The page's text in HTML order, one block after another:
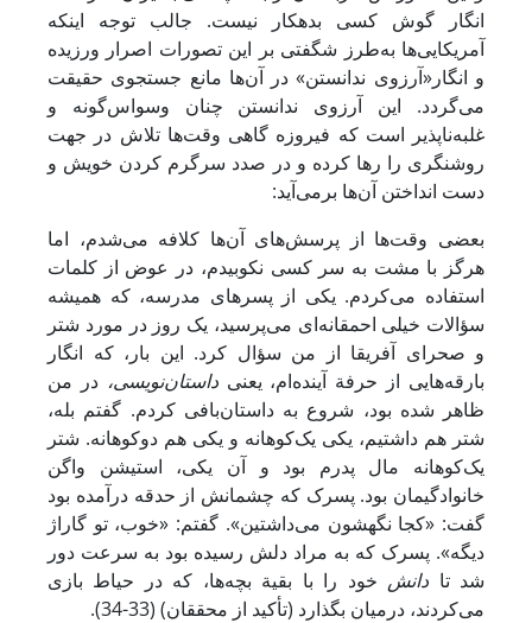
انگار گوش کسی بدهکار نیست. جالب توجه اینکه
آمریکایی‌ها به‌طرز شگفتی بر این تصورات اصرار ورزیده
و انگار«آرزوی ندانستن» در آن‌ها مانع جستجوی حقیقت
می‌گردد. این آرزوی ندانستن چنان وسواس‌گونه و
غلبه‌ناپذیر است که فیروزه گاهی وقت‌ها تلاش در جهت
روشنگری را رها کرده و در صدد سرگرم کردن خویش و
دست انداختن آن‌ها برمی‌آید:
بعضی وقت‌ها از پرسش‌های آن‌ها کلافه می‌شدم، اما
هرگز با مشت به سر کسی نکوبیدم، در عوض از کلمات
استفاده می‌کردم. یکی از پسرهای مدرسه، که همیشه
سؤالات خیلی احمقانه‌ای می‌پرسید، یک روز در مورد شتر
و صحرای آفریقا از من سؤال کرد. این بار، که انگار
بارقه‌هایی از حرفة آینده‌ام، یعنیداستان‌نویسی، در من
ظاهر شده بود، شروع به داستان‌بافی کردم. گفتم بله،
شتر هم داشتیم، یکی یک‌کوهانه و یکی هم دوکوهانه. شتر
یک‌کوهانه مال پدرم بود و آن یکی، استیشن واگن
خانوادگیمان بود. پسرک که چشمانش از حدقه درآمده بود
گفت: «کجا نگهشون می‌داشتین». گفتم: «خوب، تو گاراژ
دیگه». پسرک که به مراد دلش رسیده بود به سرعت دور
شد تا دانش خود را با بقیة بچه‌ها، که در حیاط بازی
می‌کردند، درمیان بگذارد (تأکید از محققان) (33-34).